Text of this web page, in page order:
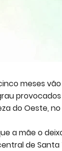
meses
do Oeste,
a mãe o
de